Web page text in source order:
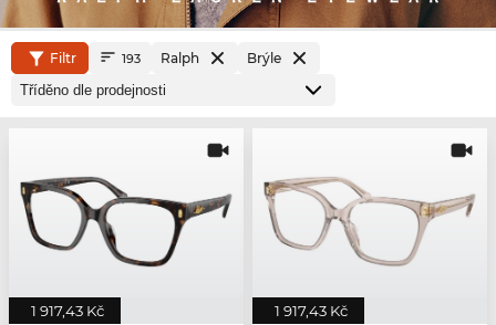
Filtr 193 Ralph Brýle
1 917,43 Kč 1 917,43 Kč